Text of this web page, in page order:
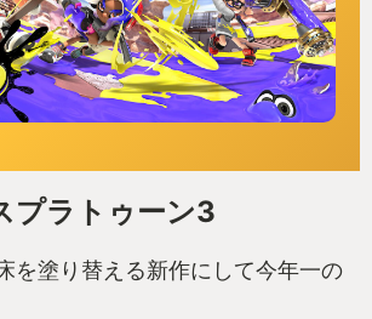
プラトゥーン3
を塗り替える新作にして今年一の